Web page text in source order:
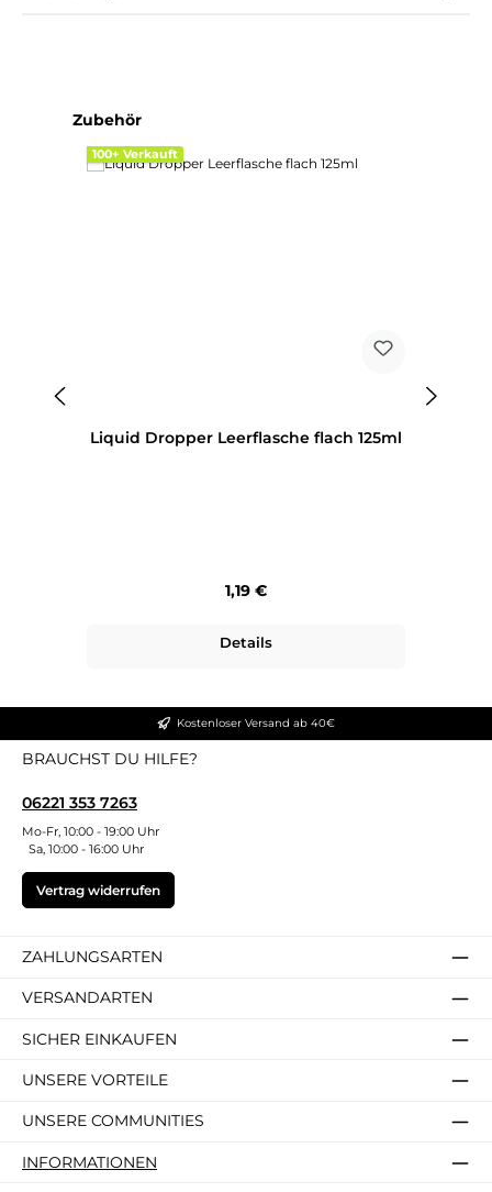
Produktgalerie überspringen
Zubehör
100+ Verkauft
Liquid Dropper Leerflasche flach 125ml
Regulärer Preis:
1,19 €
Details
Kostenloser Versand ab 40€
BRAUCHST DU HILFE?
06221 353 7263
Mo-Fr, 10:00 - 19:00 Uhr
Sa, 10:00 - 16:00 Uhr
Vertrag widerrufen
ZAHLUNGSARTEN
VERSANDARTEN
SICHER EINKAUFEN
UNSERE VORTEILE
UNSERE COMMUNITIES
INFORMATIONEN